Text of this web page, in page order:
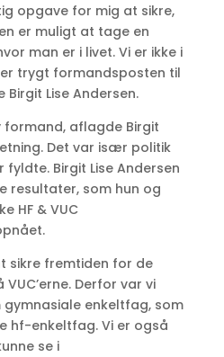
opgave for mig at sikre,
er muligt at tage en
man er i livet. Vi er ikke i
trygt formandsposten til
Birgit Lise Andersen.
formand, aflagde Birgit
Det var især politik
Birgit Lise Andersen
resultater, som hun og
HF & VUC
sikre fremtiden for de
Derfor var vi
enkeltfag, som
hf-enkeltfag. Vi er også
se i